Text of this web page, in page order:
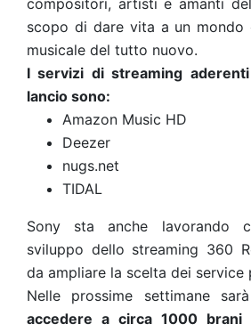
compositori, artisti e amanti
scopo di dare vita a un mondo
musicale del tutto nuovo.
I servizi di streaming
lancio sono:
Amazon Music HD
Deezer
nugs.net
TIDAL
Sony sta anche lavorando
sviluppo dello streaming 360
da ampliare la scelta dei service
Nelle prossime settimane
accedere a circa 1000